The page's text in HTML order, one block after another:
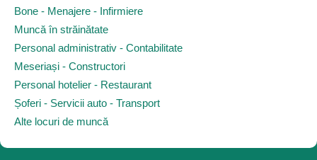
Bone - Menajere - Infirmiere
Muncă în străinătate
Personal administrativ - Contabilitate
Meseriași - Constructori
Personal hotelier - Restaurant
Șoferi - Servicii auto - Transport
Alte locuri de muncă